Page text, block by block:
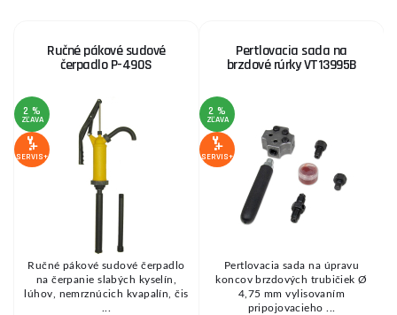
Ručné pákové sudové
čerpadlo P-490S
2 %
ZĽAVA
SERVIS+
Ručné pákové sudové čerpadlo
na čerpanie slabých kyselín,
lúhov, nemrznúcich kvapalín, čis
Pertlovacia sada na
brzdové rúrky VT13995B
2 %
ZĽAVA
SERVIS+
Pertlovacia sada na úpravu
koncov brzdových trubičiek Ø
4,75 mm vylisovaním
pripojovacieho ...